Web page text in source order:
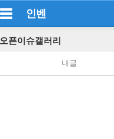
인벤
오픈이슈갤러리
내글